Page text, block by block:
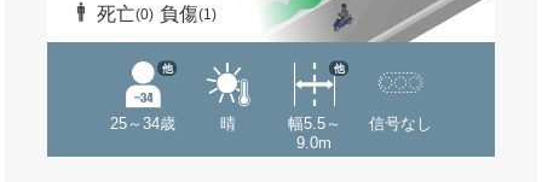
死亡(0) 負傷(1)
25～34歳
他
晴
幅5.5～
9.0m
他
信号なし